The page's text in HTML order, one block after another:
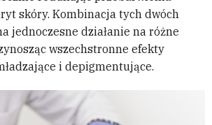
skóry. Kombinacja tych dwóch
jednoczesne działanie na różne
wszechstronne efekty
i depigmentujące.